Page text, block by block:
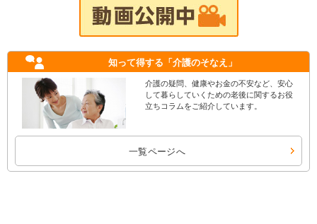
知って得する 「介護のそなえ」
介護の疑問、健康やお金の不安など、安心
して暮らしていくための老後に関するお役
立ちコラムをご紹介しています。
一覧ページへ